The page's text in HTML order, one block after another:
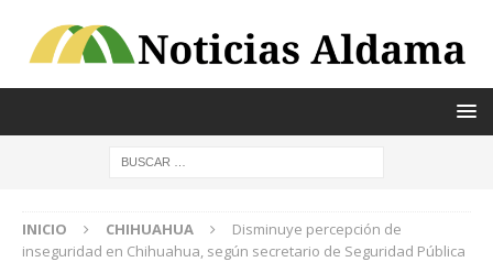
INICIO CHIHUAHUA
Disminuye percepción de
inseguridad en Chihuahua, según secretario de Seguridad Pública